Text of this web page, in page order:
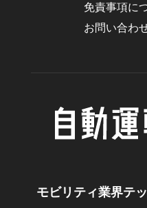
免責事項に
お問い合わ
モビリティ業界テ